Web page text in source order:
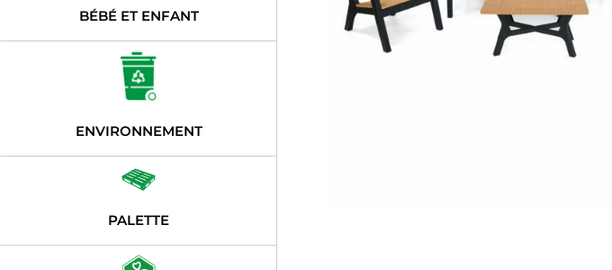
BÉBÉ ET ENFANT
ENVIRONNEMENT
PALETTE